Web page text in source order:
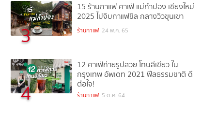
3
15 ร้านกาแฟ คาเฟ่ แม่กำปอง เชียงใหม่
2025 ไปจิบกาแฟชิล กลางวิวขุนเขา
ร้านกาแฟ 24 พ.ค. 65
4
12 คาเฟ่ถ่ายรูปสวย โทนสีเขียว ใน
กรุงเทพ อัพเดท 2021 ฟีลธรรมชาติ ดี
ต่อใจ!
ร้านกาแฟ 5 ต.ค. 64